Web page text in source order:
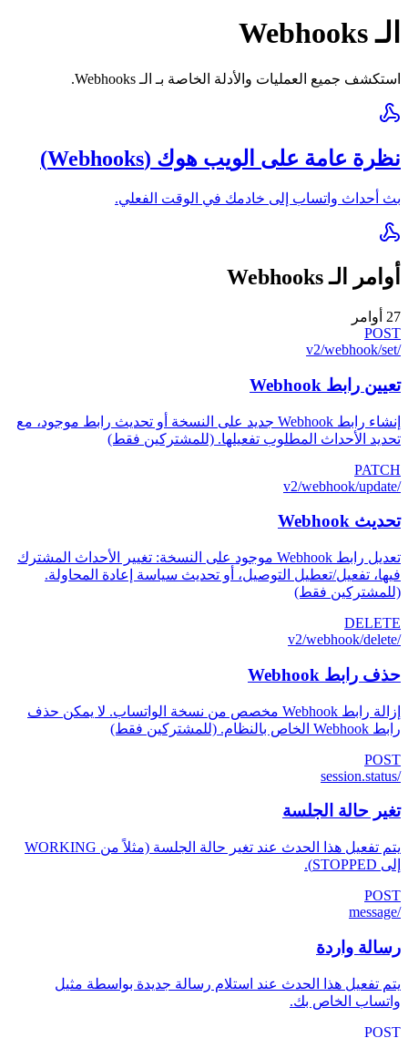
الـ Webhooks
استكشف جميع العمليات والأدلة الخاصة بـ الـ Webhooks.
نظرة عامة على الويب هوك (Webhooks)
بث أحداث واتساب إلى خادمك في الوقت الفعلي.
أوامر الـ Webhooks
27 أوامر
POST
/v2/webhook/set
تعيين رابط Webhook
إنشاء رابط Webhook جديد على النسخة أو تحديث رابط موجود، مع
تحديد الأحداث المطلوب تفعيلها. (للمشتركين فقط)
PATCH
/v2/webhook/update
تحديث Webhook
تعديل رابط Webhook موجود على النسخة: تغيير الأحداث المشترك
فيها، تفعيل/تعطيل التوصيل، أو تحديث سياسة إعادة المحاولة.
(للمشتركين فقط)
DELETE
/v2/webhook/delete
حذف رابط Webhook
إزالة رابط Webhook مخصص من نسخة الواتساب. لا يمكن حذف
رابط Webhook الخاص بالنظام. (للمشتركين فقط)
POST
/session.status
تغير حالة الجلسة
يتم تفعيل هذا الحدث عند تغير حالة الجلسة (مثلاً من WORKING
إلى STOPPED).
POST
/message
رسالة واردة
يتم تفعيل هذا الحدث عند استلام رسالة جديدة بواسطة مثيل
واتساب الخاص بك.
POST